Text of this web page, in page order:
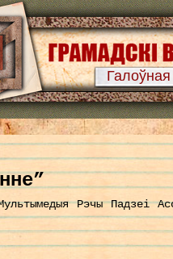
Галоўная
Рэчы Падзеі